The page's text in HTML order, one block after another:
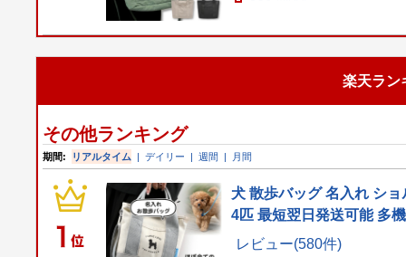
楽天ラン
その他ランキング
期間: リアルタイム |デイリー |週間 | 月間
犬 散歩バッグ 名入れ シ
4匹 最短翌日発送可能 多
レビュー(580件)